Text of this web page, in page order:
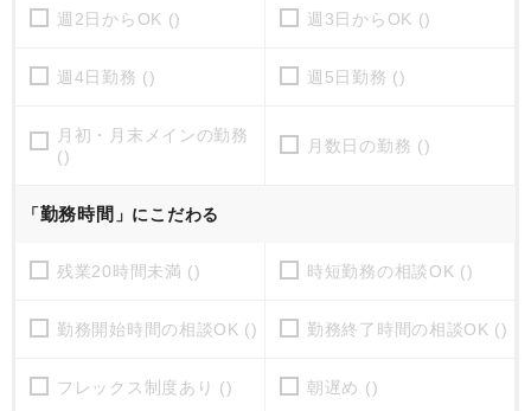
週2日からOK () 週3日からOK ()
週4日勤務 () 週5日勤務 ()
月初・月末メインの勤務
()
月数日の勤務 ()
「勤務時間 」にこだわる
残業20時間未満 () 時短勤務の相談OK ()
勤務開始時間の相談OK () 勤務終了時間の相談OK ()
フレックス制度あり () 朝遅め ()